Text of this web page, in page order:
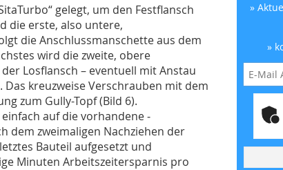
gelegt, um den Festflansch
die erste, also untere,
die Anschlussmanschette aus dem
wird die zweite, obere
Losflansch – eventuell mit Anstau
kreuzweise Verschrauben mit dem
zum Gully-Topf (Bild 6).
auf die vorhandene
dem zweimaligen Nachziehen der
Bauteil aufgesetzt und
Minuten Arbeitszeitersparnis pro
»
»